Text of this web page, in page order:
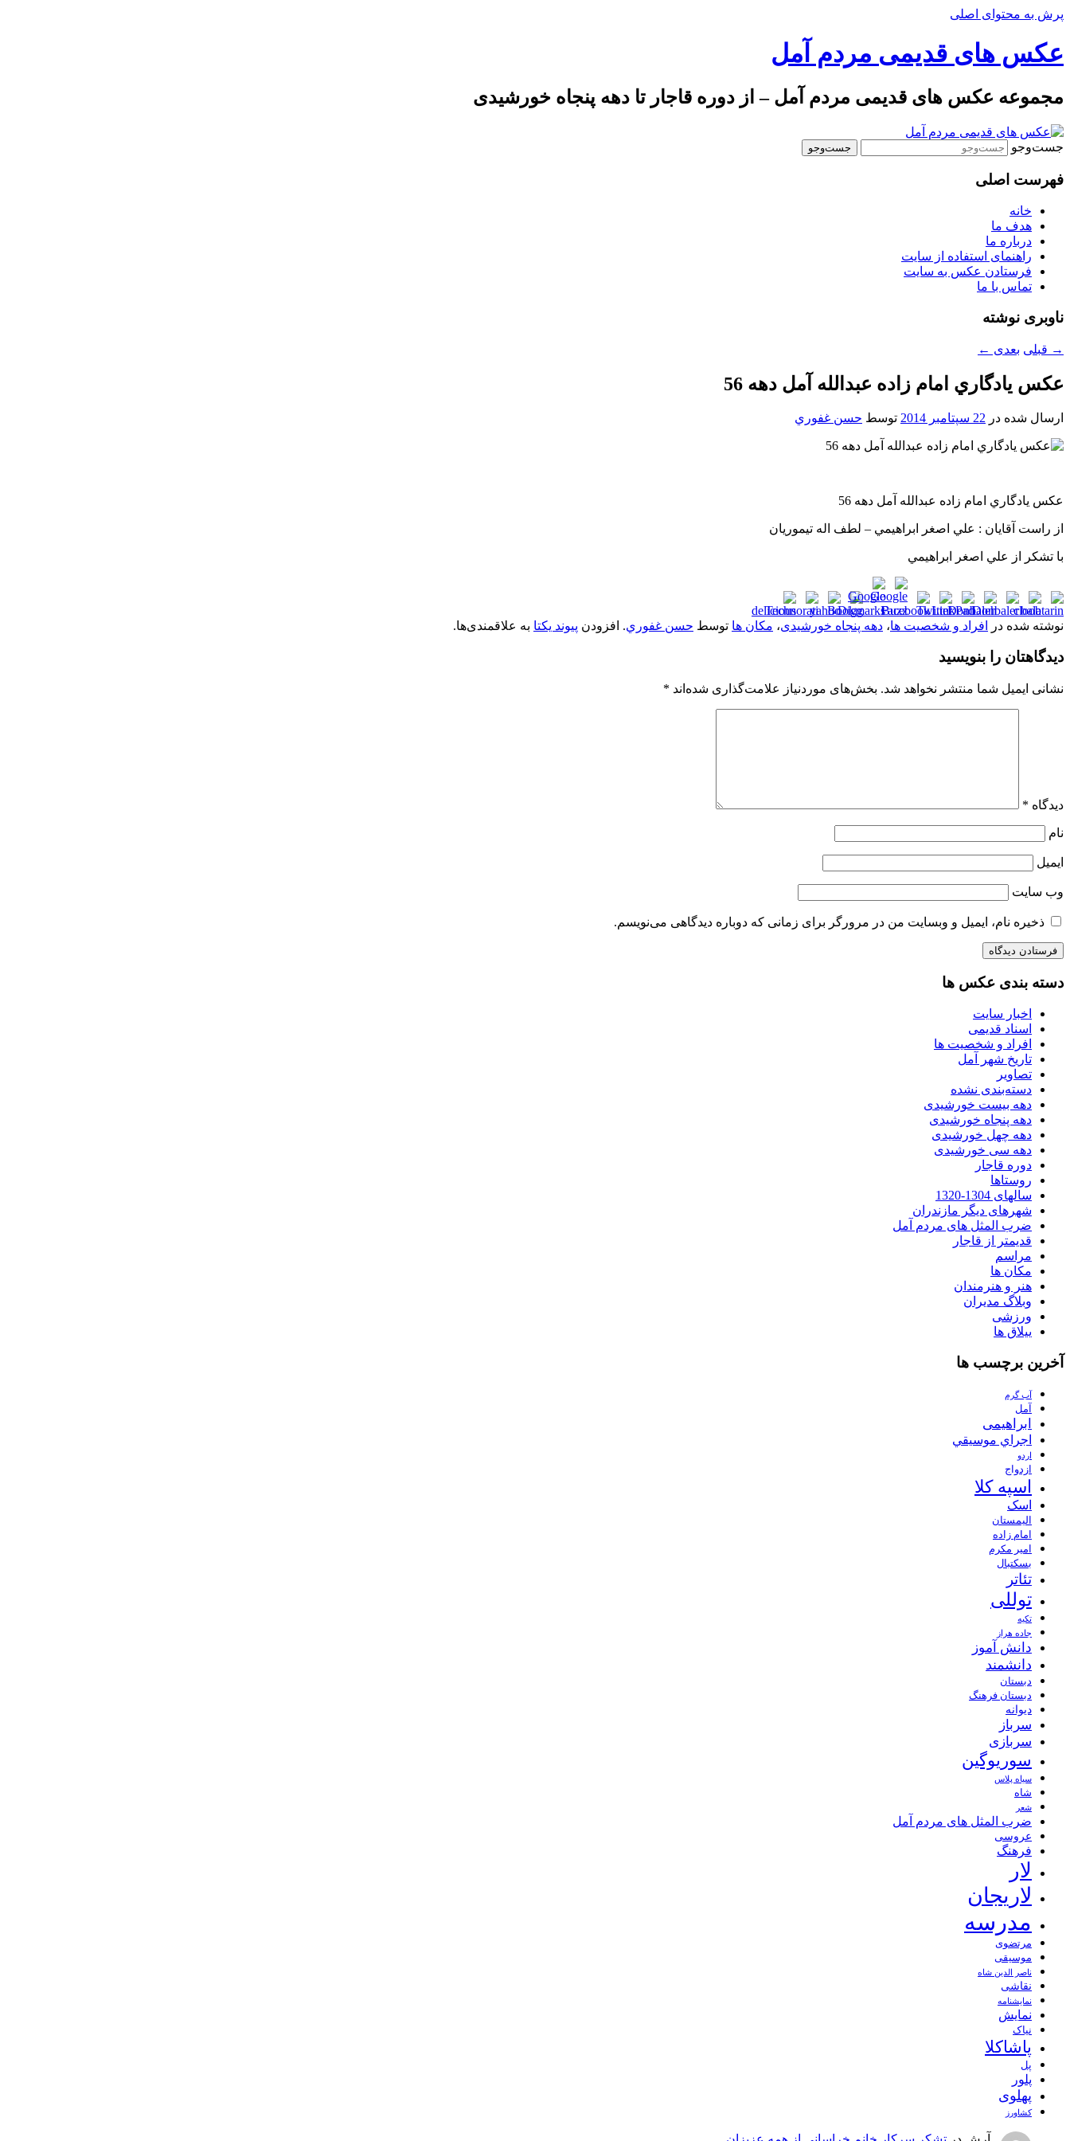
پرش به محتوای اصلی
عکس های قدیمی مردم آمل
مجموعه عکس های قدیمی مردم آمل – از دوره قاجار تا دهه پنجاه خورشیدی
جست‌وجو
فهرست اصلی
خانه
هدف ما
درباره ما
راهنمای استفاده از سایت
فرستادن عکس به سایت
تماس با ما
ناوبری نوشته
→ قبلی بعدی ←
عکس يادگاري امام زاده عبدالله آمل دهه 56
ارسال شده در 22 سپتامبر 2014 توسط حسن غفوري
عکس يادگاري امام زاده عبدالله آمل دهه 56
از راست آقايان : علي اصغر ابراهيمي – لطف اله تيموريان
با تشکر از علي اصغر ابراهيمي
نوشته شده در افراد و شخصیت ها، دهه پنجاه خورشیدی، مکان ها توسط حسن غفوري. افزودن پیوند یکتا به علاقمندی‌ها.
دیدگاهتان را بنویسید
نشانی ایمیل شما منتشر نخواهد شد. بخش‌های موردنیاز علامت‌گذاری شده‌اند *
دیدگاه *
نام
ایمیل
وب‌ سایت
ذخیره نام، ایمیل و وبسایت من در مرورگر برای زمانی که دوباره دیدگاهی می‌نویسم.
دسته بندی عکس ها
اخبار سایت
اسناد قدیمی
افراد و شخصیت ها
تاریخ شهر آمل
تصاویر
دسته‌بندی نشده
دهه بیست خورشیدی
دهه پنجاه خورشیدی
دهه چهل خورشیدی
دهه سی خورشیدی
دوره قاجار
روستاها
سالهای 1304-1320
شهرهای دیگر مازندران
ضرب المثل های مردم آمل
قدیمتر از قاجار
مراسم
مکان ها
هنر و هنرمندان
وبلاگ مدیران
ورزشی
ییلاق ها
آخرین برچسب ها
آب گرم
آمل
ابراهیمی
اجراي موسيقي
اردو
ازدواج
اسپه کلا
اسک
الیمستان
امام زاده
امیر مکرم
بسکتبال
تئاتر
توللی
تکیه
جاده هراز
دانش آموز
دانشمند
دبستان
دبستان فرهنگ
دیوانه
سرباز
سربازی
سوریوگین
سیاه پلاس
شاه
شعر
ضرب المثل های مردم آمل
عروسی
فرهنگ
لار
لاریجان
مدرسه
مرتضوی
موسیقی
ناصر الدین شاه
نقاشی
نمايشنامه
نمایش
نیاک
پاشاکلا
پل
پلور
پهلوی
کشاورز